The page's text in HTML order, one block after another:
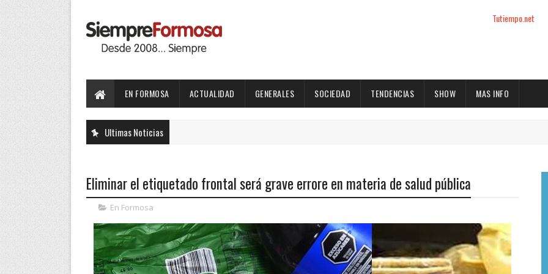
Tutiempo.net
EN FORMOSA ACTUALIDAD GENERALES SOCIEDAD TENDENCIAS SHOW MAS INFO
Ultimas Noticias
Eliminar el etiquetado frontal será grave errore en materia de salud pública
En Formosa